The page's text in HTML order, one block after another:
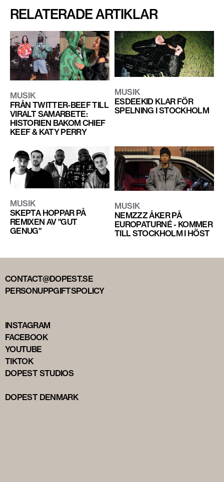
RELATERADE ARTIKLAR
MUSIK
FRÅN TWITTER-BEEF TILL
VIRALT SAMARBETE:
HISTORIEN BAKOM CHIEF
KEEF & KATY PERRY
MUSIK
ESDEEKID KLAR FÖR
SPELNING I STOCKHOLM
MUSIK
SKEPTA HOPPAR PÅ
REMIXEN AV "GUT
GENUG"
MUSIK
NEMZZZ ÅKER PÅ
EUROPATURNÉ - KOMMER
TILL STOCKHOLM I HÖST
CONTACT@DOPEST.SE
PERSONUPPGIFTSPOLICY
INSTAGRAM
FACEBOOK
YOUTUBE
TIKTOK
DOPEST STUDIOS
DOPEST DENMARK